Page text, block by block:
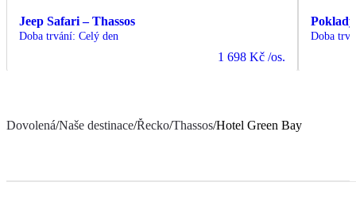
Jeep Safari – Thassos
Doba trvání: Celý den
1 698 Kč /os.
Doba
Dovolená/Naše destinace/Řecko/Thassos/Hotel Green Bay